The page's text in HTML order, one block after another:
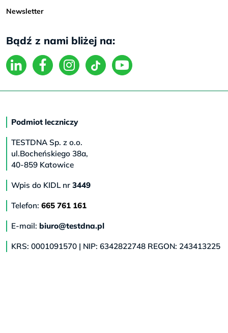
Newsletter
Bądź z nami bliżej na:
Podmiot leczniczy
TESTDNA Sp. z o.o.
ul.Bocheńskiego 38a,
40-859 Katowice
Wpis do KIDL nr 3449
Telefon: 665 761 161
E-mail: biuro@testdna.pl
KRS: 0001091570 | NIP: 6342822748 REGON: 243413225